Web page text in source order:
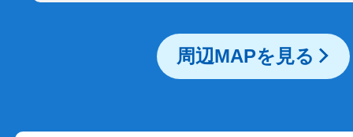
周辺MAPを見る